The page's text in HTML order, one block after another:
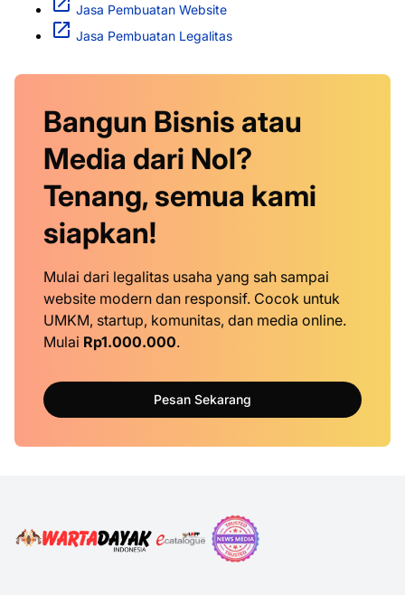
Jasa Pembuatan Website
Jasa Pembuatan Legalitas
Bangun Bisnis atau
Media dari Nol?
Tenang, semua kami
siapkan!
Mulai dari legalitas usaha yang sah sampai
website modern dan responsif. Cocok untuk
UMKM, startup, komunitas, dan media online.
Mulai Rp1.000.000.
Pesan Sekarang